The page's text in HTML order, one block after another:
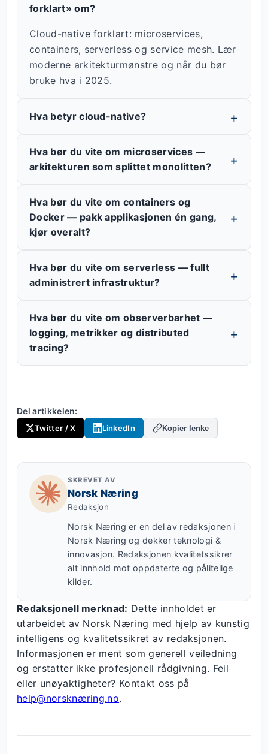
forklart» om?
Cloud-native forklart: microservices,
containers, serverless og service mesh. Lær
moderne arkitekturmønstre og når du bør
bruke hva i 2025.
Hva betyr cloud-native?
Hva bør du vite om microservices —
arkitekturen som splittet monolitten?
Hva bør du vite om containers og
Docker — pakk applikasjonen én gang,
kjør overalt?
Hva bør du vite om serverless — fullt
administrert infrastruktur?
Hva bør du vite om observerbarhet —
logging, metrikker og distributed
tracing?
Del artikkelen:
Twitter / X LinkedIn Kopier lenke
SKREVET AV
Norsk Næring
Redaksjon
Norsk Næring er en del av redaksjonen i
Norsk Næring og dekker teknologi &
innovasjon. Redaksjonen kvalitetssikrer
alt innhold mot oppdaterte og pålitelige
kilder.
Redaksjonell merknad: Dette innholdet er
utarbeidet av Norsk Næring med hjelp av kunstig
intelligens og kvalitetssikret av redaksjonen.
Informasjonen er ment som generell veiledning
og erstatter ikke profesjonell rådgivning. Feil
eller unøyaktigheter? Kontakt oss på
help@norsknæring.no.